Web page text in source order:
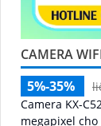
CAMERA
5%-35%
Camera KX-
megapixel cho ra hình